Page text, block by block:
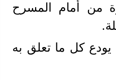
من أمام المسرح
كل ما تعلق به